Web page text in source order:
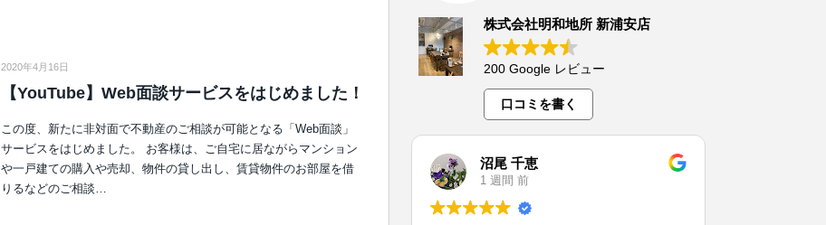
2020年4月16日
【YouTube】Web面談サービスをはじめました！
この度、新たに非対面で不動産のご相談が可能となる「Web面談」
サービスをはじめました。 お客様は、ご自宅に居ながらマンション
や一戸建ての購入や売却、物件の貸し出し、賃貸物件のお部屋を借
りるなどのご相談…
株式会社明和地所 新浦安店
200 Google レビュー
口コミを書く
沼尾 千恵
1 週間 前